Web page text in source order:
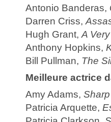
Antonio Banderas,
Darren Criss,
Hugh Grant, A
Anthony Hopkins,
Bill Pullman, The
Meilleure actrice
Amy Adams,
Patricia Arquette,